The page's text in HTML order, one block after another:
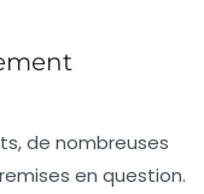
de nombreuses
en question.